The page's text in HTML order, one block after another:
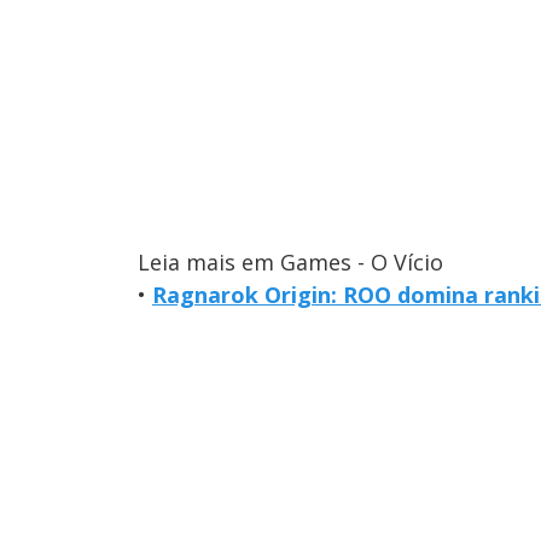
Leia mais em Games - O Vício
• Ragnarok Origin: ROO domina